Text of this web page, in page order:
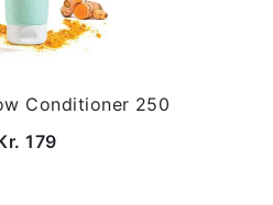
Conditioner 250
179